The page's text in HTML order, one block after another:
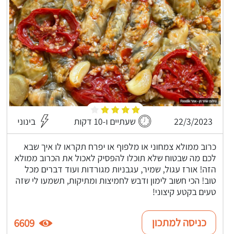
22/3/2023 שעתיים ו-10 דקות בינוני
כרוב ממולא צמחוני או מלפוף או יפרח תקראו לו איך שבא
לכם מה שבטוח שלא תוכלו להפסיק לאכול את הכרוב ממולא
הזה! אורז עגול, שמיר, עגבניות מגורדות ועוד דברים מכל
טוב! הכי חשוב לימון ודבש לחמיצות ומתיקות, תשמעו לי שזה
טעים בקטע קיצוני!
כניסה למתכון 6609